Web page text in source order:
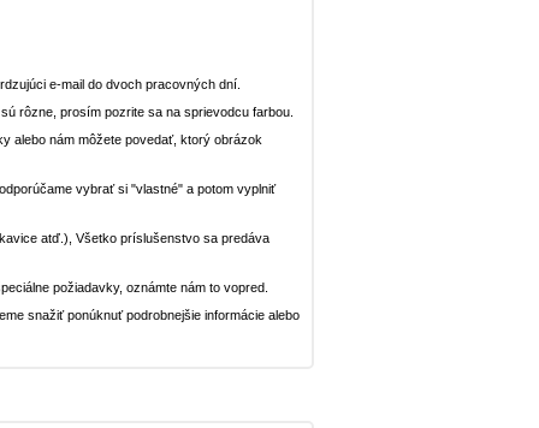
e-mail do dvoch pracovných dní.
rôzne, prosím pozrite sa na sprievodcu farbou.
alebo nám môžete povedať, ktorý obrázok
vybrať si "vlastné" a potom vyplniť
atď.), Všetko príslušenstvo sa predáva
požiadavky, oznámte nám to vopred.
snažiť ponúknuť podrobnejšie informácie alebo